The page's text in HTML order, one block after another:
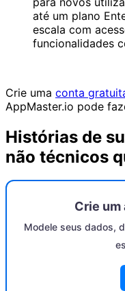
até um plano
escala com
funcionalidades
Crie uma conta
AppMaster.io pode
Histórias de
não técnicos
Crie um
Modele seus dados,